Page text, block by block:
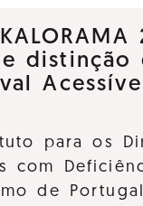
distinção
para os
com
de